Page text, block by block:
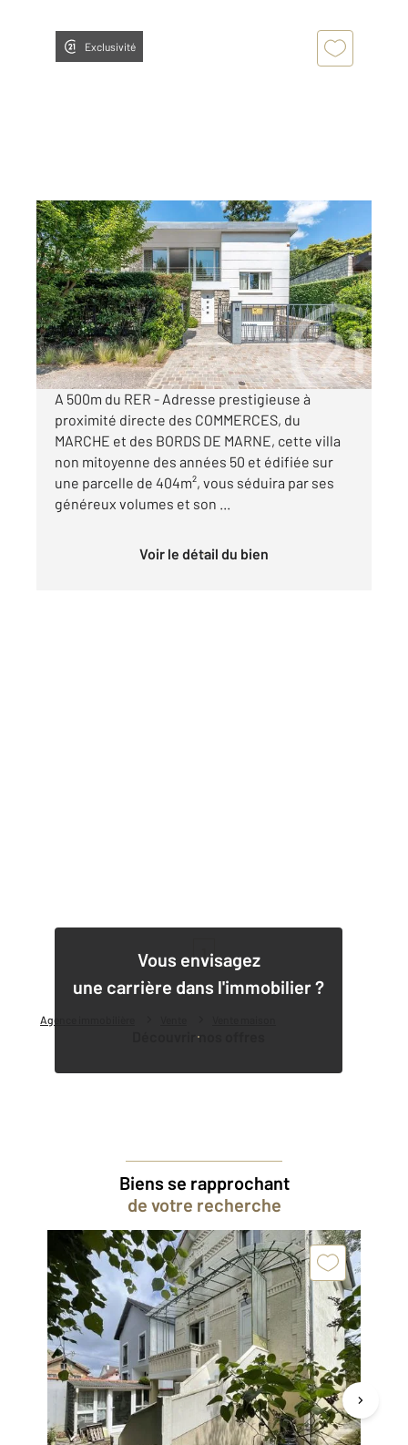
Agence immobilière
Exclusivité
LA VARENNE ST HILAIRE 94
142,15 m2, 6 pièces
Ref : 16255
Maison à vendre
1 050 000 €
Visiter le site dédié
A 500m du RER - Adresse prestigieuse à
proximité directe des COMMERCES, du
MARCHE et des BORDS DE MARNE, cette villa
non mitoyenne des années 50 et édifiée sur
une parcelle de 404m², vous séduira par ses
généreux volumes et son ...
Voir le détail du bien
Vous envisagez
une carrière dans l'immobilier ?
Découvrir nos offres
1
Biens se rapprochant
de votre recherche